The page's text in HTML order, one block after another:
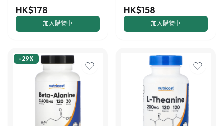
HK$178
加入購物車
HK$158
加入購物車
-29%